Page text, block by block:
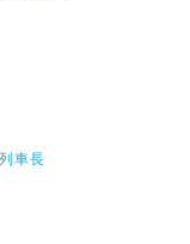
列車長